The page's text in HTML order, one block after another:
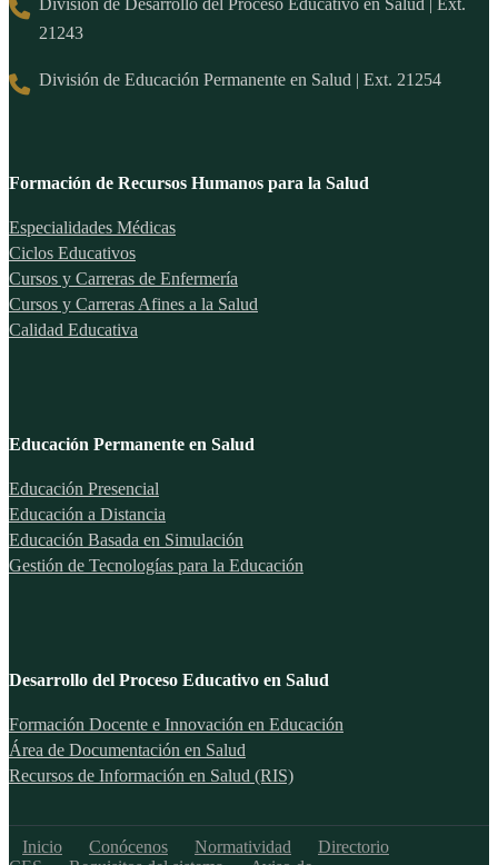
División de Desarrollo del Proceso Educativo en Salud | Ext.
21243
División de Educación Permanente en Salud | Ext. 21254
Formación de Recursos Humanos para la Salud
Especialidades Médicas
Ciclos Educativos
Cursos y Carreras de Enfermería
Cursos y Carreras Afines a la Salud
Calidad Educativa
Educación Permanente en Salud
Educación Presencial
Educación a Distancia
Educación Basada en Simulación
Gestión de Tecnologías para la Educación
Desarrollo del Proceso Educativo en Salud
Formación Docente e Innovación en Educación
Área de Documentación en Salud
Recursos de Información en Salud (RIS)
Inicio Conócenos Normatividad
Directorio